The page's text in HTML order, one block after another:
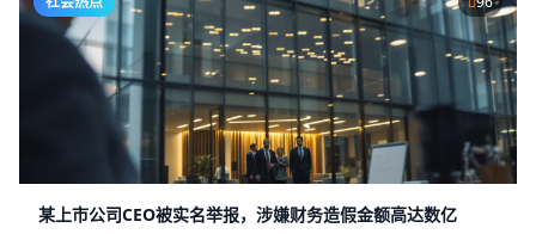
某上市公司CEO被实名举报，涉嫌财务造假金额高达数亿